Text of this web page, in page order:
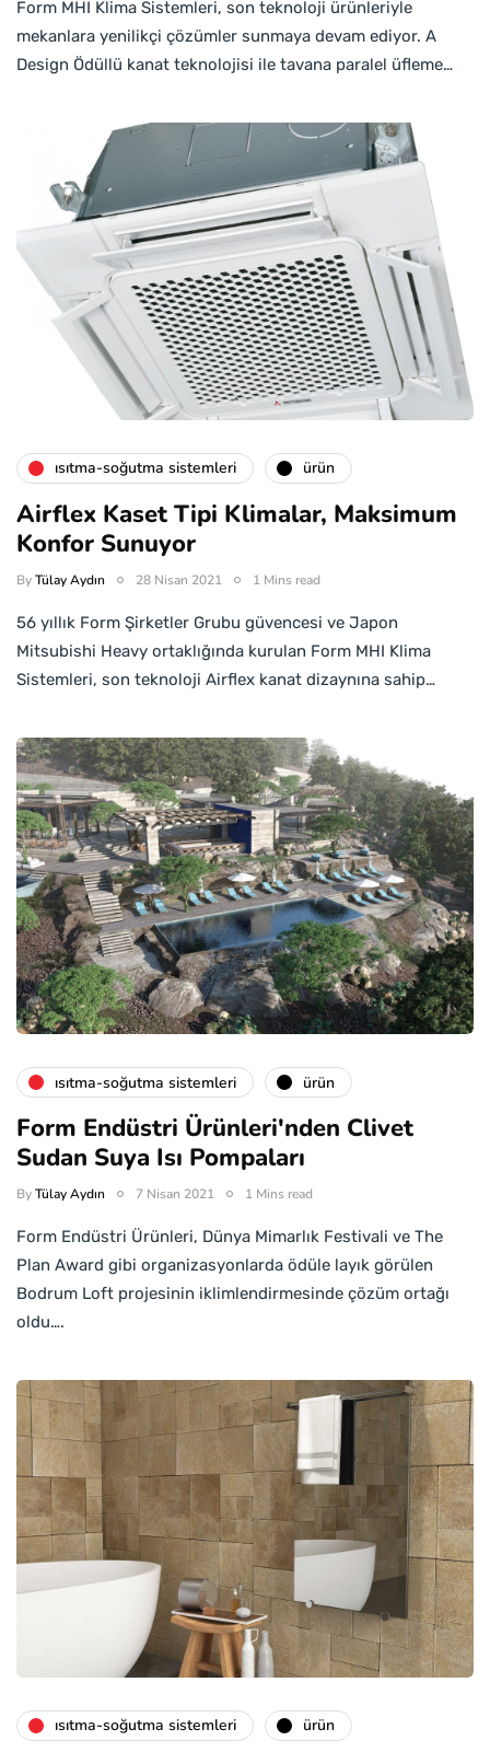
Form MHI Klima Sistemleri, son teknoloji ürünleriyle
mekanlara yenilikçi çözümler sunmaya devam ediyor. A
Design Ödüllü kanat teknolojisi ile tavana paralel üfleme…
isıtma-soğutma sistemleri ürün
Airflex Kaset Tipi Klimalar, Maksimum
Konfor Sunuyor
ByTülay Aydın 28 Nisan 2021 1 Mins read
56 yıllık Form Şirketler Grubu güvencesi ve Japon
Mitsubishi Heavy ortaklığında kurulan Form MHI Klima
Sistemleri, son teknoloji Airflex kanat dizaynına sahip…
isıtma-soğutma sistemleri ürün
Form Endüstri Ürünleri'nden Clivet
Sudan Suya Isı Pompaları
ByTülay Aydın 7 Nisan 2021 1 Mins read
Form Endüstri Ürünleri, Dünya Mimarlık Festivali ve The
Plan Award gibi organizasyonlarda ödüle layık görülen
Bodrum Loft projesinin iklimlendirmesinde çözüm ortağı
oldu….
isıtma-soğutma sistemleri ürün